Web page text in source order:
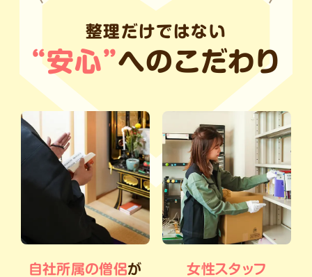
整理だけではない
“安心”へのこだわり
自社所属の僧侶が
女性スタッフ